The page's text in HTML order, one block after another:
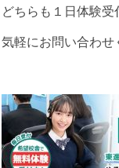
どちらも１日体験受
気軽にお問い合わせ